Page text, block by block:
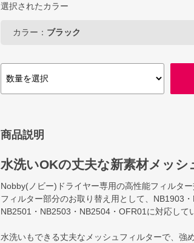
選択されたカラー
カラー： ブラック
商品説明
水洗いOKの丈夫な新素材メッシ
Nobby(ノビー)ドライヤー専用の高性能フィルター
フィルター部分のお取り替え用として、NB1903
NB2501・NB2503・NB2504・OFR01に対応して
水洗いもできる丈夫なメッシュフィルターで、強